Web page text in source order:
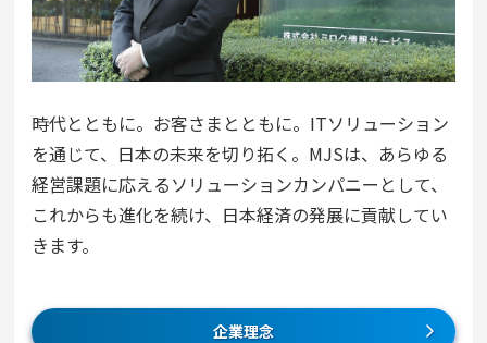
時代とともに。お客さまとともに。ITソリューション
を通じて、日本の未来を切り拓く。MJSは、あらゆる
経営課題に応えるソリューションカンパニーとして、
これからも進化を続け、日本経済の発展に貢献してい
きます。
企業理念